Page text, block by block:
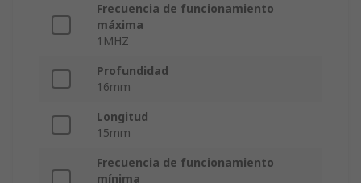
Frecuencia de funcionamiento
máxima
1MHZ
Profundidad
16mm
Longitud
15mm
Frecuencia de funcionamiento
mínima